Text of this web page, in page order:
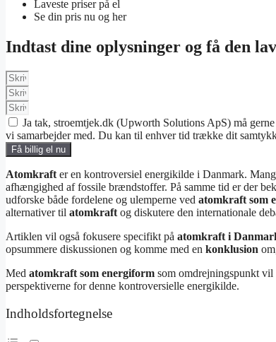
Laveste priser på el
Se din pris nu og her
Indtast dine oplysninger og få den
Ja tak, stroemtjek.dk (Upworth Solutions ApS) må
vi samarbejder med. Du kan til enhver tid trække dit
Få billig el nu
Atomkraft er en kontroversiel energikilde i Danmark.
afhængighed af fossile brændstoffer. På samme tid er der
udforske både fordelene og ulemperne ved atomkraft som
alternativer til atomkraft og diskutere den internationale
Artiklen vil også fokusere specifikt på atomkraft i
opsummere diskussionen og komme med en konklusion
Med atomkraft som energiform som omdrejningspunkt vil
perspektiverne for denne kontroversielle energikilde.
Indholdsfortegnelse